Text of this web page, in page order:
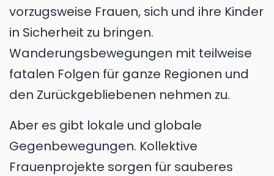
vorzugsweise Frauen, sich und ihre Kinder
in Sicherheit zu bringen.
Wanderungsbewegungen mit teilweise
fatalen Folgen für ganze Regionen und
den Zurückgebliebenen nehmen zu.
Aber es gibt lokale und globale
Gegenbewegungen. Kollektive
Frauenprojekte sorgen für sauberes